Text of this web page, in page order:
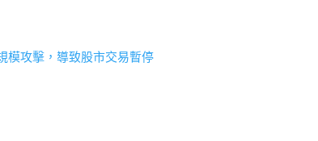
模攻擊，導致股市交易暫停